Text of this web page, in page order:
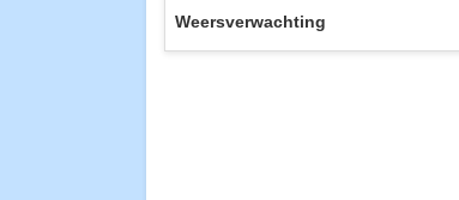
Weersverwachting